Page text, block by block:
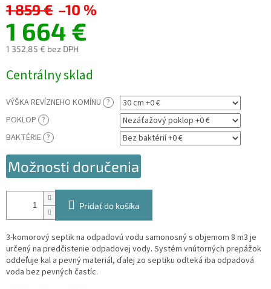
1 859 € –10 %
1 664 €
1 352,85 € bez DPH
cena:
Centrálny sklad
VÝŠKA REVÍZNEHO KOMÍNU ?
POKLOP ?
BAKTÉRIE ?
Možnosti doručenia
Pridať do košíka
3-komorový septik na odpadovú vodu samonosný s objemom 8 m3 je
určený na predčistenie odpadovej vody. Systém vnútorných prepážok
oddeľuje kal a pevný materiál, ďalej zo septiku odteká iba odpadová
voda bez pevných častíc.